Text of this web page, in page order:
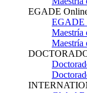
EGADE
EGADE
Maestría
Maestría